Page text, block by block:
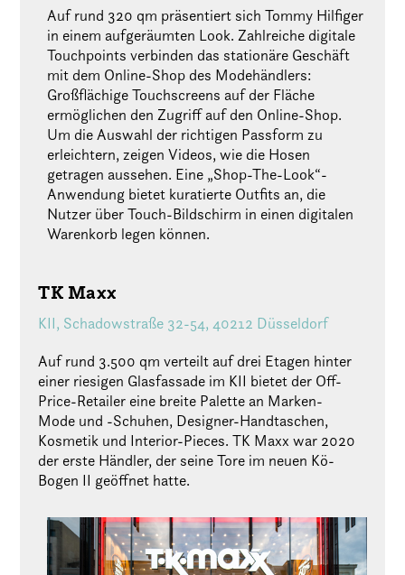
Auf rund 320 qm präsentiert sich Tommy Hilfiger
in einem aufgeräumten Look. Zahlreiche digitale
Touchpoints verbinden das stationäre Geschäft
mit dem Online-Shop des Modehändlers:
Großflächige Touchscreens auf der Fläche
ermöglichen den Zugriff auf den Online-Shop.
Um die Auswahl der richtigen Passform zu
erleichtern, zeigen Videos, wie die Hosen
getragen aussehen. Eine „Shop-The-Look“-
Anwendung bietet kuratierte Outfits an, die
Nutzer über Touch-Bildschirm in einen digitalen
Warenkorb legen können.
TK Maxx
KII, Schadowstraße 32-54, 40212 Düsseldorf
Auf rund 3.500 qm verteilt auf drei Etagen hinter
einer riesigen Glasfassade im KII bietet der Off-
Price-Retailer eine breite Palette an Marken-
Mode und -Schuhen, Designer-Handtaschen,
Kosmetik und Interior-Pieces. TK Maxx war 2020
der erste Händler, der seine Tore im neuen Kö-
Bogen II geöffnet hatte.